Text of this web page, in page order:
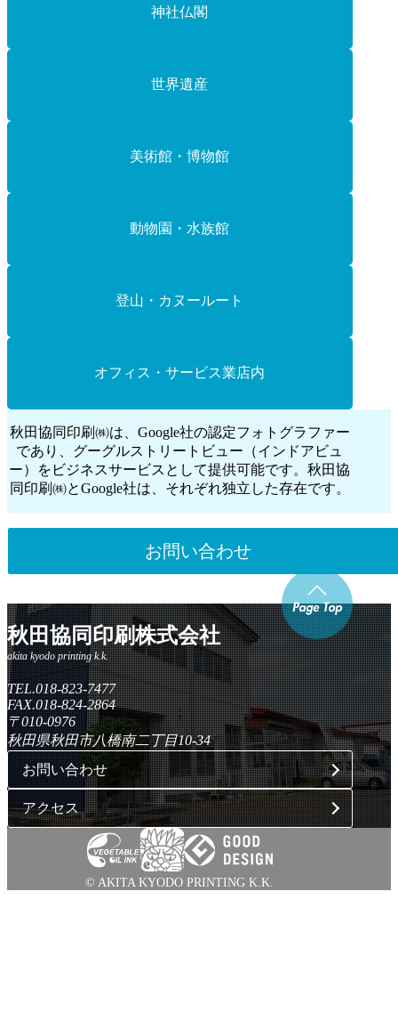
神社仏閣
世界遺産
美術館・博物館
動物園・水族館
登山・カヌールート
オフィス・サービス業店内
秋田協同印刷㈱は、Google社の認定フォトグラファー
であり、 グーグルストリートビュー（インドアビュ
ー）をビジネスサービスとして提供可能です。秋田協
同印刷㈱とGoogle社は、それぞれ独立した存在です。
お問い合わせ
秋田協同印刷株式会社
TEL.018-823-7477
FAX.018-824-2864
〒010-0976
秋田県秋田市八橋南二丁目10-34
お問い合わせ
アクセス
© AKITA KYODO PRINTING K.K.